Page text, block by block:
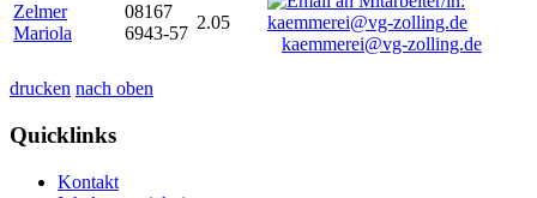
Zelmer
Mariola
08167
6943-57
2.05
kaemmerei@vg-zolling.de
drucken nach oben
Quicklinks
Kontakt